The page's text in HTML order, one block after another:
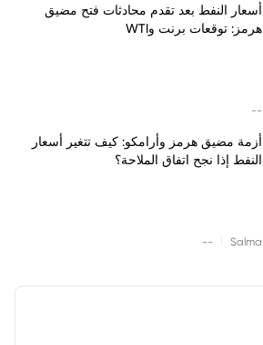
أسعار النفط بعد تقدم محادثات فتح مضيق
هرمز: توقعات برنت وWTI
--
أزمة مضيق هرمز وأرامكو: كيف تتغير أسعار
النفط إذا نجح اتفاق الملاحة؟
Salma
--